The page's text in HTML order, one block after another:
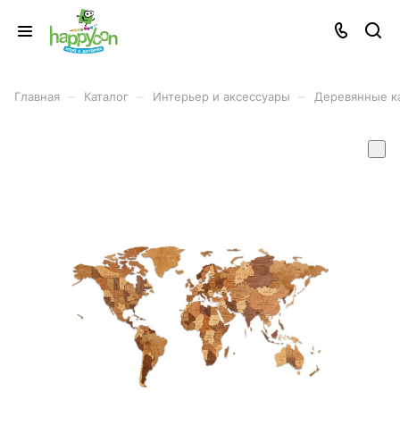
Главная Каталог Интерьер и аксессуары Деревянные